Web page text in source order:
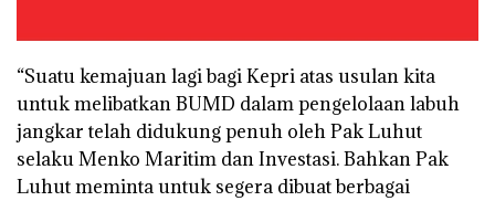
“Suatu kemajuan lagi bagi Kepri atas usulan kita
untuk melibatkan BUMD dalam pengelolaan labuh
jangkar telah didukung penuh oleh Pak Luhut
selaku Menko Maritim dan Investasi. Bahkan Pak
Luhut meminta untuk segera dibuat berbagai